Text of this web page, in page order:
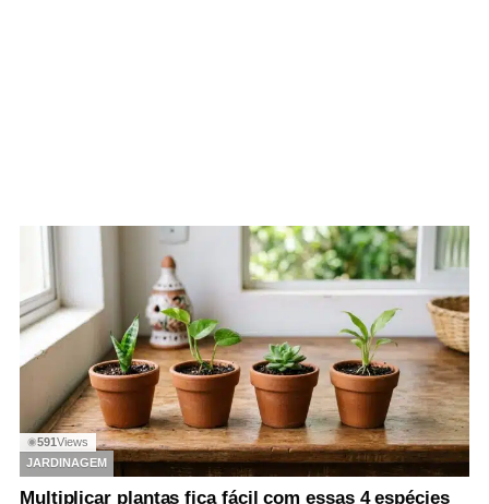
◉591Views
JARDINAGEM
Multiplicar plantas fica fácil com essas 4 espécies